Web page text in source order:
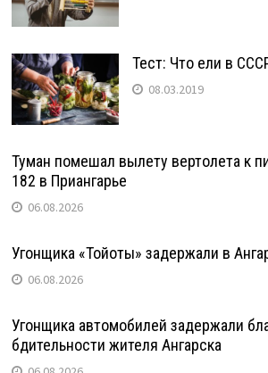
Тест: Что ели в
08.03.2019
Туман помешал вылету вертолета к
182 в Приангарье
06.08.2026
Угонщика «Тойоты» задержали в
06.08.2026
Угонщика автомобилей задержали
бдительности жителя Ангарска